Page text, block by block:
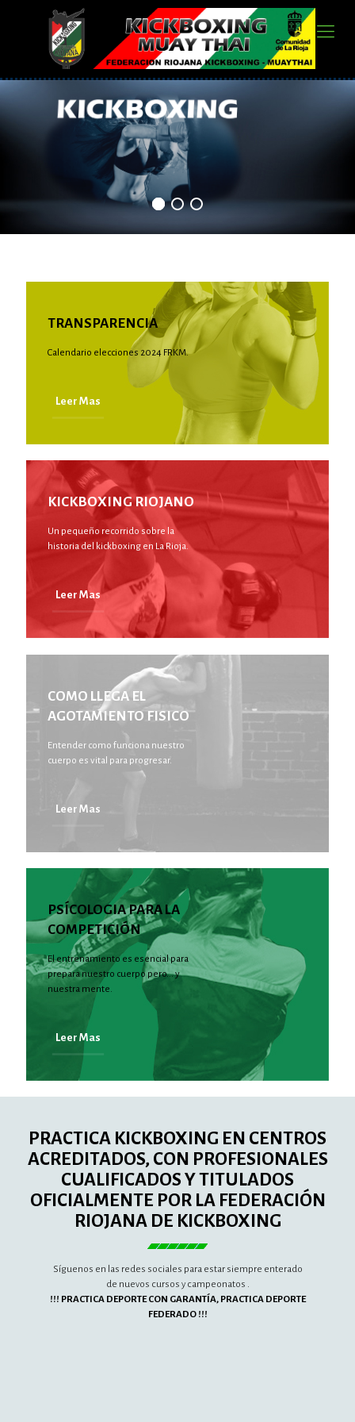
TRANSPARENCIA
Calendario elecciones 2024 FRKM.
Leer Mas
KICKBOXING RIOJANO
Un pequeño recorrido sobre la
historia del kickboxing en La Rioja.
Leer Mas
COMO LLEGA EL
AGOTAMIENTO FISICO
Entender como funciona nuestro
cuerpo es vital para progresar.
Leer Mas
PSÍCOLOGIA PARA LA
COMPETICIÓN
El entrenamiento es esencial para
prepara nuestro cuerpo pero... y
nuestra mente.
Leer Mas
PRACTICA KICKBOXING EN CENTROS
ACREDITADOS, CON PROFESIONALES
CUALIFICADOS Y TITULADOS
OFICIALMENTE POR LA FEDERACIÓN
RIOJANA DE KICKBOXING
Síguenos en las redes sociales para estar siempre enterado
de nuevos cursos y campeonatos .
!!! PRACTICA DEPORTE CON GARANTÍA, PRACTICA DEPORTE
FEDERADO !!!